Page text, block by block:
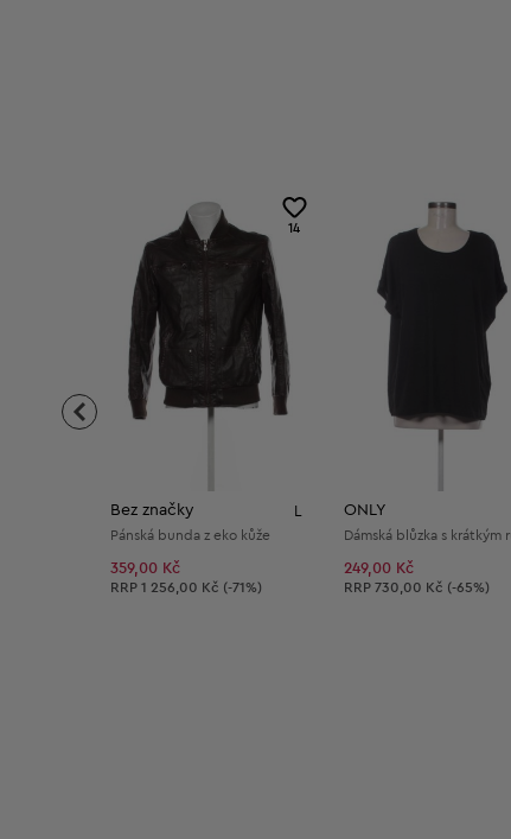
14
Bez značky L
Pánská bunda z eko kůže
359,00 Kč
Doporučená cena:
RRP 1 256,00 Kč (-71%)
ONLY
249,00 Kč
Doporučená cena:
RRP 730,00 Kč (-65%)